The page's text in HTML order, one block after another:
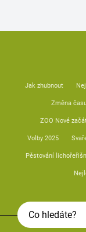
Jak zhubnout
Změna
ZOO Nové
Volby 2025
Pěstování